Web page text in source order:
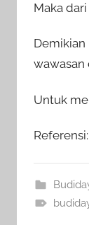
Maka
Demikian
wawasan
Untuk